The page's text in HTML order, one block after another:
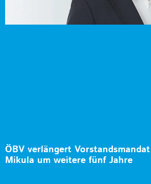
ÖBV verlängert
Mikula um weitere fünf Jahre